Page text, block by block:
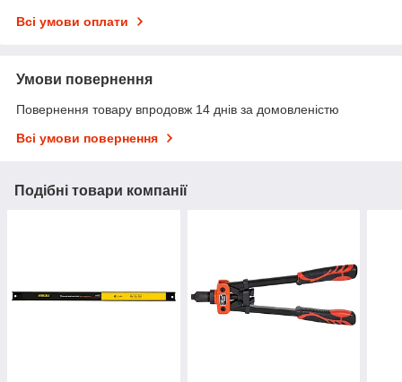
Всі умови оплати
Умови повернення
Повернення товару впродовж 14 днів за домовленістю
Всі умови повернення
Подібні товари компанії